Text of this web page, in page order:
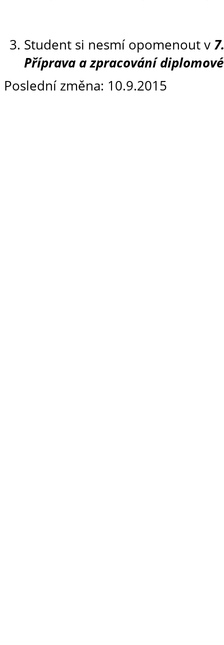
Student si nesmí opomenout v
Příprava a zpracování
Poslední změna: 10.9.2015